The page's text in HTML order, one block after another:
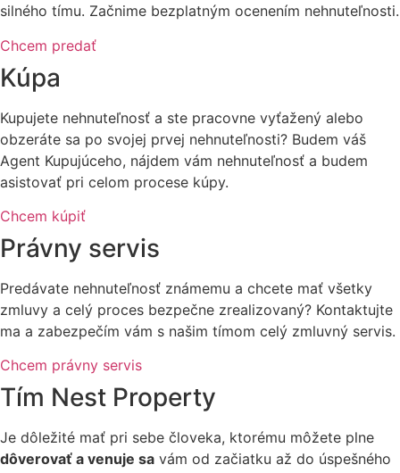
silného tímu. Začnime bezplatným ocenením nehnuteľnosti.
Chcem predať
Kúpa
Kupujete nehnuteľnosť a ste pracovne vyťažený alebo
obzeráte sa po svojej prvej nehnuteľnosti? Budem váš
Agent Kupujúceho, nájdem vám nehnuteľnosť a budem
asistovať pri celom procese kúpy.
Chcem kúpiť
Právny servis
Predávate nehnuteľnosť známemu a chcete mať všetky
zmluvy a celý proces bezpečne zrealizovaný? Kontaktujte
ma a zabezpečím vám s našim tímom celý zmluvný servis.
Chcem právny servis
Tím Nest Property
Je dôležité mať pri sebe človeka, ktorému môžete plne
dôverovať a venuje sa vám od začiatku až do úspešného